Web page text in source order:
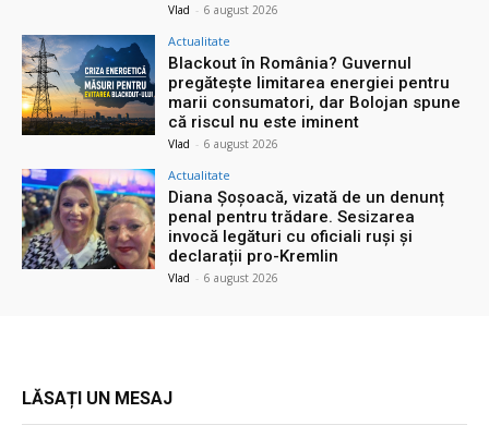
Vlad - 6 august 2026
Actualitate
Blackout în România? Guvernul
pregătește limitarea energiei pentru
marii consumatori, dar Bolojan spune
că riscul nu este iminent
Vlad - 6 august 2026
Actualitate
Diana Șoșoacă, vizată de un denunț
penal pentru trădare. Sesizarea
invocă legături cu oficiali ruși și
declarații pro-Kremlin
Vlad - 6 august 2026
LĂSAȚI UN MESAJ